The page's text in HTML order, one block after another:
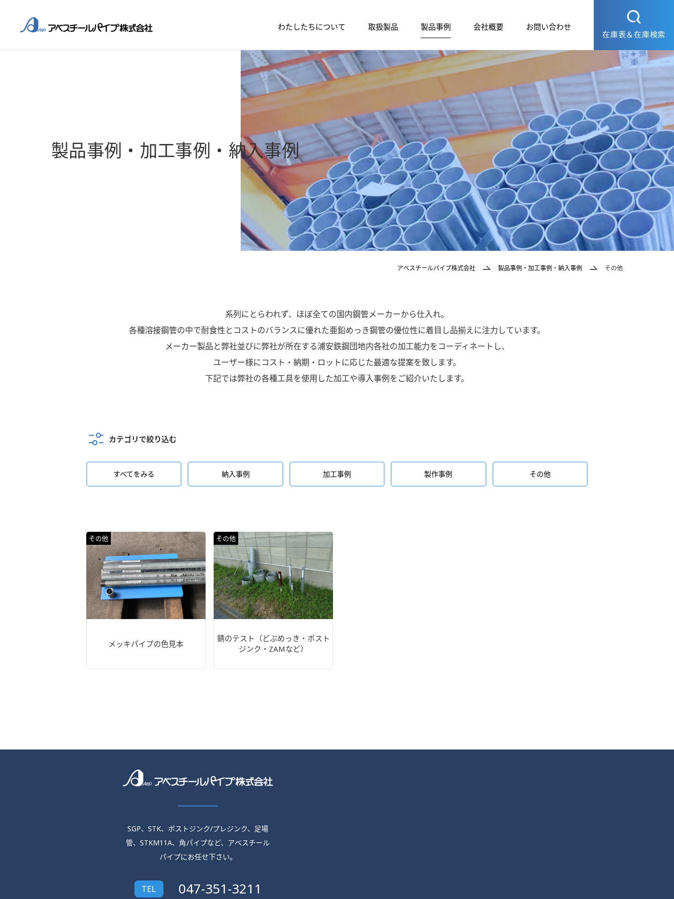
在庫表＆在庫検索
わたしたちについて 取扱製品 製品事例 会社概要 お問い合わせ
製品事例・加工事例・納入事例
アベスチールパイプ株式会社 製品事例・加工事例・納入事例 その他
系列にとらわれず、ほぼ全ての国内鋼管メーカーから仕入れ。
各種溶接鋼管の中で耐食性とコストのバランスに優れた亜鉛めっき鋼管の優位性に着目し品揃えに注力しています。
メーカー製品と弊社並びに弊社が所在する浦安鉄鋼団地内各社の加工能力をコーディネートし、
ユーザー様にコスト・納期・ロットに応じた最適な提案を致します。
下記では弊社の各種工具を使用した加工や導入事例をご紹介いたします。
カテゴリで絞り込む
すべてをみる 納入事例 加工事例 製作事例 その他
その他
メッキパイプの色見本
その他
錆のテスト（どぶめっき・ポスト
ジンク・ZAMなど）
SGP、STK、ポストジンク/プレジンク、足場
管、STKM11A、角パイプなど、 アベスチール
パイプにお任せ下さい。
TEL 047-351-3211